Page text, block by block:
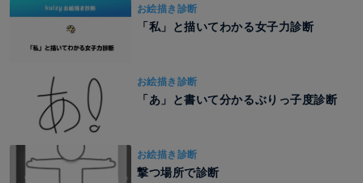
お絵描き診断
「私」と描いてわかる女子力診断
お絵描き診断
「あ」と書いて分かるぶりっ子度診断
お絵描き診断
撃つ場所で診断